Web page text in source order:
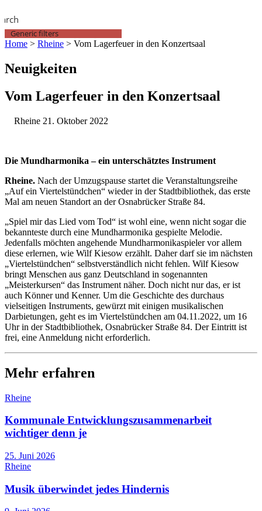
Generic filters
Home > Rheine > Vom Lagerfeuer in den Konzertsaal
Neuigkeiten
Vom Lagerfeuer in den Konzertsaal
Rheine 21. Oktober 2022
Die Mundharmonika – ein unterschätztes Instrument
Rheine. Nach der Umzugspause startet die Veranstaltungsreihe
„Auf ein Viertelstündchen“ wieder in der Stadtbibliothek, das erste
Mal am neuen Standort an der Osnabrücker Straße 84.
„Spiel mir das Lied vom Tod“ ist wohl eine, wenn nicht sogar die
bekannteste durch eine Mundharmonika gespielte Melodie.
Jedenfalls möchten angehende Mundharmonikaspieler vor allem
diese erlernen, wie Wilf Kiesow erzählt. Daher darf sie im nächsten
„Viertelstündchen“ selbstverständlich nicht fehlen. Wilf Kiesow
bringt Menschen aus ganz Deutschland in sogenannten
„Meisterkursen“ das Instrument näher. Doch nicht nur das, er ist
auch Könner und Kenner. Um die Geschichte des durchaus
vielseitigen Instruments, gewürzt mit einigen musikalischen
Darbietungen, geht es im Viertelstündchen am 04.11.2022, um 16
Uhr in der Stadtbibliothek, Osnabrücker Straße 84. Der Eintritt ist
frei, eine Anmeldung nicht erforderlich.
Mehr erfahren
Rheine
Kommunale Entwicklungszusammenarbeit
wichtiger denn je
25. Juni 2026
Rheine
Musik überwindet jedes Hindernis